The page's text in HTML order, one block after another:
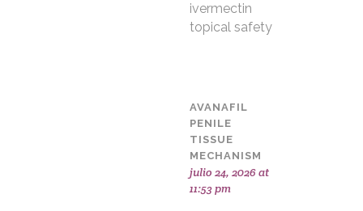
ivermectin
topical safety
AVANAFIL
PENILE
TISSUE
MECHANISM
julio 24, 2026 at
11:53 pm